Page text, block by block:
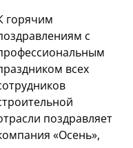
горячим
с
всех
поздравляет
«Осень»,